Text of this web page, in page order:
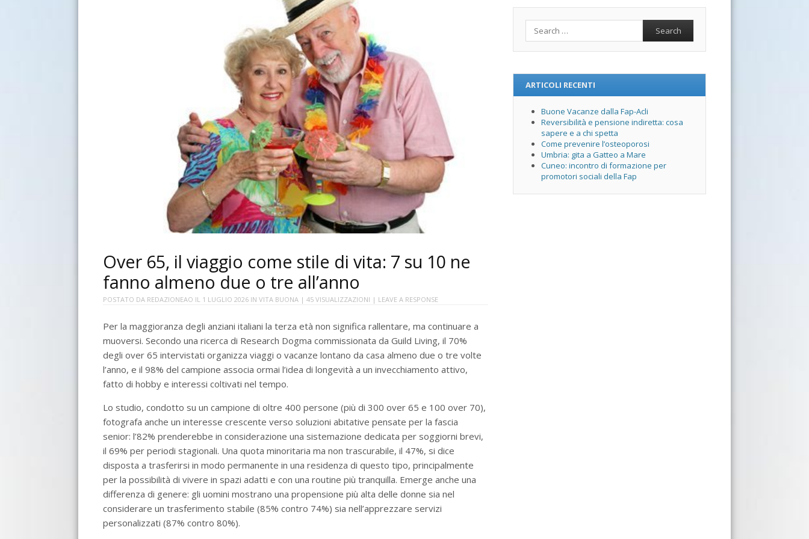
Over 65, il viaggio come stile di vita: 7 su 10 ne
fanno almeno due o tre all’anno
POSTATO DA REDAZIONEAO IL 1 LUGLIO 2026 INVITA BUONA | 45 VISUALIZZAZIONI | LEAVE A RESPONSE
Per la maggioranza degli anziani italiani la terza età non significa rallentare, ma continuare a
muoversi. Secondo una ricerca di Research Dogma commissionata da Guild Living, il 70%
degli over 65 intervistati organizza viaggi o vacanze lontano da casa almeno due o tre volte
l’anno, e il 98% del campione associa ormai l’idea di longevità a un invecchiamento attivo,
fatto di hobby e interessi coltivati nel tempo.
Lo studio, condotto su un campione di oltre 400 persone (più di 300 over 65 e 100 over 70),
fotografa anche un interesse crescente verso soluzioni abitative pensate per la fascia
senior: l’82% prenderebbe in considerazione una sistemazione dedicata per soggiorni brevi,
il 69% per periodi stagionali. Una quota minoritaria ma non trascurabile, il 47%, si dice
disposta a trasferirsi in modo permanente in una residenza di questo tipo, principalmente
per la possibilità di vivere in spazi adatti e con una routine più tranquilla. Emerge anche una
differenza di genere: gli uomini mostrano una propensione più alta delle donne sia nel
considerare un trasferimento stabile (85% contro 74%) sia nell’apprezzare servizi
personalizzati (87% contro 80%).
ARTICOLI RECENTI
Buone Vacanze dalla Fap-Acli
Reversibilità e pensione indiretta: cosa
sapere e a chi spetta
Come prevenire l’osteoporosi
Umbria: gita a Gatteo a Mare
Cuneo: incontro di formazione per
promotori sociali della Fap